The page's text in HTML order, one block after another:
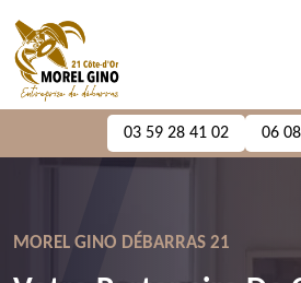
03 59 28 41 02 06
MOREL GINO DÉBARRAS 21